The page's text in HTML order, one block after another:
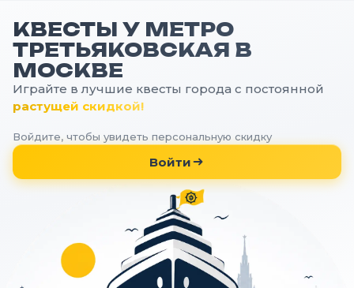
КВЕСТЫ У МЕТРО
ТРЕТЬЯКОВСКАЯ В
МОСКВЕ
Играйте в лучшие квесты города с постоянной
растущей скидкой!
Войдите, чтобы увидеть персональную скидку
Войти